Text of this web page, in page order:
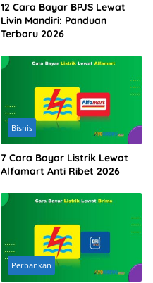
12 Cara Bayar BPJS Lewat
Livin Mandiri: Panduan
Terbaru 2026
Bisnis
7 Cara Bayar Listrik Lewat
Alfamart Anti Ribet 2026
Perbankan